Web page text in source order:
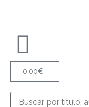
0.00€